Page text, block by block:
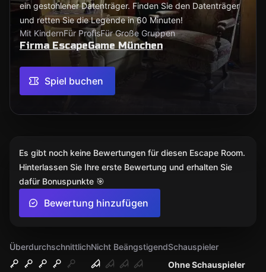
ein gestohlener Datenträger. Finden Sie den Datenträger
und retten Sie die Legende in 60 Minuten!
Mit KindernFür ProfisFür Große Gruppen
Firma EscapeGame München
Spiel buchen
ÜberdurchschnittlichNicht Beängstigend
Ohne Schauspieler
Schauspieler
Es gibt noch keine Bewertungen für diesen Escape Room.
Hinterlassen Sie Ihre erste Bewertung und erhalten Sie
dafür Bonuspunkte 🎯
Bewertung hinzufügen